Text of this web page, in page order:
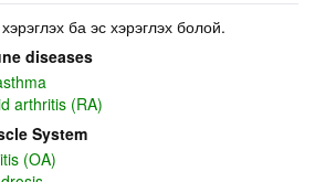
ба эс хэрэглэх болой.
diseases
arthritis (RA)
System
(OA)